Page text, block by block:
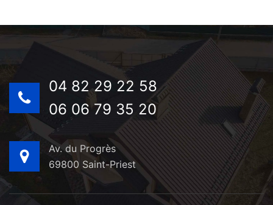
04 82 29 22 58
06 06 79 35 20
Av. du Progrès
69800 Saint-Priest